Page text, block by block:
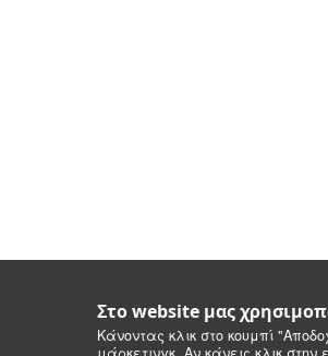
Στο website μας
Κάνοντας κλικ στο κουμπί